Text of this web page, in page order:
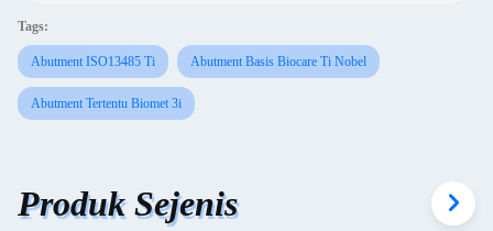
Tags:
Abutment ISO13485 Ti Abutment Basis Biocare Ti Nobel
Abutment Tertentu Biomet 3i
Produk Sejenis